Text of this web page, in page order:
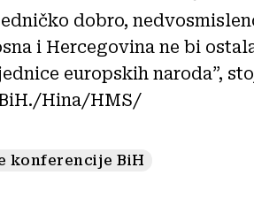
dobro,
i Hercegovina ne bi
europskih naroda”,
Hina/HMS/
konferencije BiH